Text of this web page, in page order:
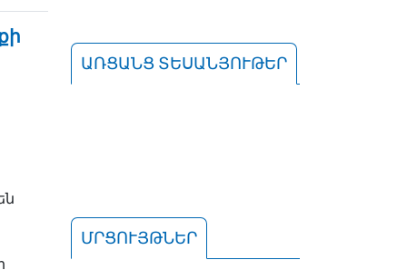
ԱՌՑԱՆՑ ՏԵՍԱՆՅՈՒԹԵՐ
ՄՐՑՈՒՅԹՆԵՐ